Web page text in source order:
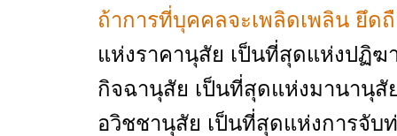
ถ้าการที่บุคคลจะเพลิดเพลิน ยึ
แห่งราคานุสัย เป็นที่สุดแห่งปฏิ
กิจฉานุสัย เป็นที่สุดแห่งมานานุสั
อวิชชานุสัย เป็นที่สุดแห่งการจับ